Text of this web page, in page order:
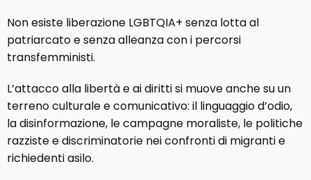
Non esiste liberazione LGBTQIA+ senza lotta al
patriarcato e senza alleanza con i percorsi
transfemministi.
L’attacco alla libertà e ai diritti si muove anche su un
terreno culturale e comunicativo: il linguaggio d’odio,
la disinformazione, le campagne moraliste, le politiche
razziste e discriminatorie nei confronti di migranti e
richiedenti asilo.